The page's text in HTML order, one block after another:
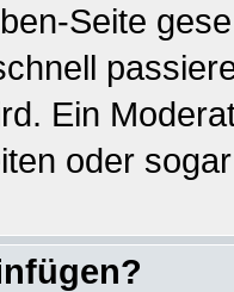
Seite
Ein
oder